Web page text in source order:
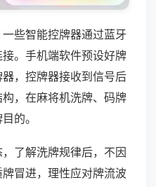
些智能控牌器通过蓝牙
。手机端软件预设好牌
，控牌器接收到信号后
，在麻将机洗牌、码牌
的。
了解洗牌规律后，不因
冒进，理性应对牌流波